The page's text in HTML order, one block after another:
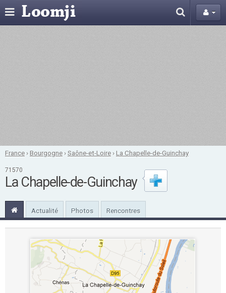
France ›Bourgogne ›Saône-et-Loire ›La Chapelle-de-Guinchay
71570
La Chapelle-de-Guinchay
Actualité Photos Rencontres